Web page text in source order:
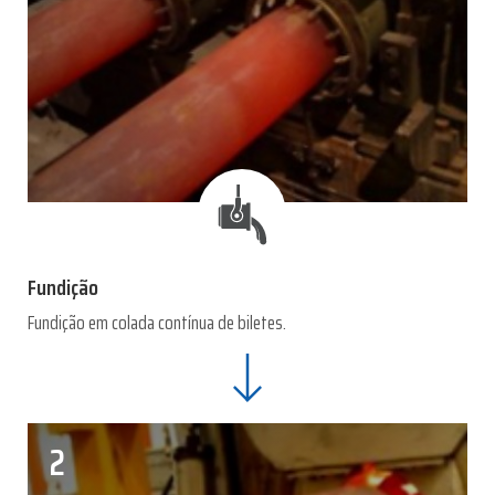
Fundição
Fundição em colada contínua de biletes.
2